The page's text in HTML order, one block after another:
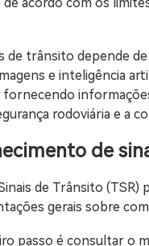
de trânsito depende
e inteligência
rodoviária e a
de
de Trânsito (TSR)
gerais sobre
passo é consultar o